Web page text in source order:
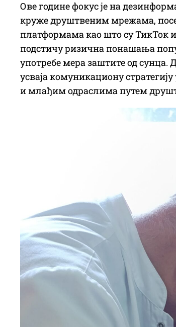
Ове године фокус је на
круже друштвеним мрежама,
платформама као што су ТикТок
подстичу ризична понашања
употребе мера заштите од
усваја комуникациону
и млађим одраслима путем